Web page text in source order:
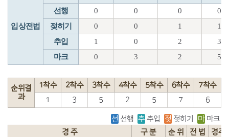
입상전법
선행
0 0 0
0
젖히기
0 0 1
1
추입
1 0 2
3
마크
0 3 2 5
순위결
과
1착수 2착수 3착수 4착수 5착수 6착수
7착수
1
3 5 2 5 7 6
선 선행 추 추입 젖 젖히기 마 마크
경 주
구 분 순 위 전 법
경주